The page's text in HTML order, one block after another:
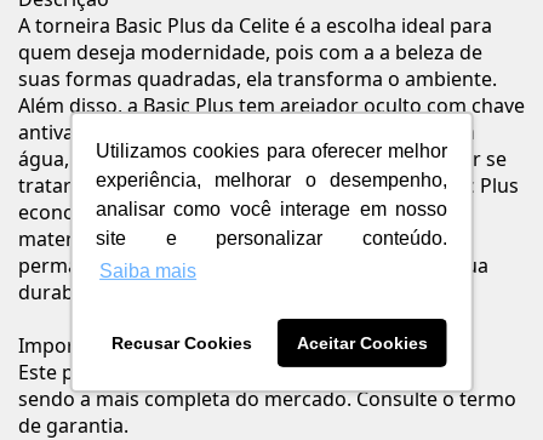
Utilizamos cookies para oferecer melhor
experiência, melhorar o desempenho,
analisar como você interage em nosso
site e personalizar conteúdo.
Saiba mais
Recusar Cookies Aceitar Cookies
A torneira Basic Plus da Celite é a escolha ideal para
quem deseja modernidade, pois com a a beleza de
suas formas quadradas, ela transforma o ambiente.
Além disso, a Basic Plus tem arejador oculto com chave
antivandalismo, responsável por facilitar o uso da
água, impedindo respingos para fora da cuba. Por se
tratar de um item com ¼ de volta, a torneira Basic Plus
economiza até 50% de água durante o seu uso. O
material da torneira faz com que seu brilho
permaneça por mais tempo, contribuindo para sua
durabilidade.
Importante
Este produto tem 10 anos de garantia de fábrica,
sendo a mais completa do mercado. Consulte o termo
de garantia.